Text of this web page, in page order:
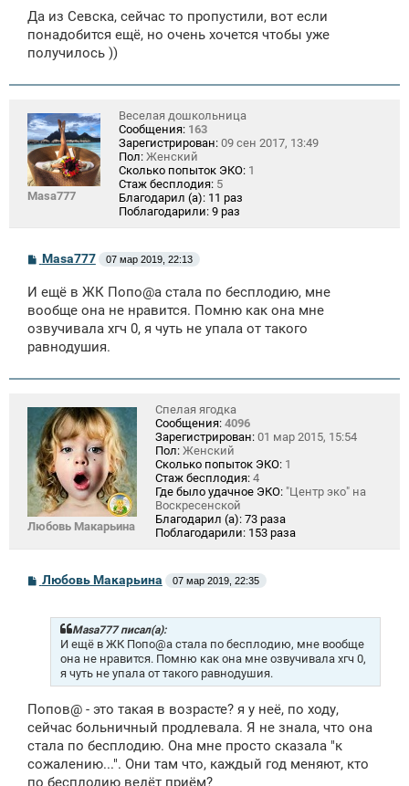
Да из Севска, сейчас то пропустили, вот если
понадобится ещё, но очень хочется чтобы уже
получилось ))
Masa777
Веселая дошкольница
Сообщения: 163
Зарегистрирован: 09 сен 2017, 13:49
Пол: Женский
Сколько попыток ЭКО: 1
Стаж бесплодия: 5
Благодарил (а): 11 раз
Поблагодарили: 9 раз
С
о
б
щ
н
и
Masa777 07 мар 2019, 22:13
И ещё в ЖК Попо@а стала по бесплодию, мне
вообще она не нравится. Помню как она мне
озвучивала хгч 0, я чуть не упала от такого
равнодушия.
Любовь Макарьина
Спелая ягодка
Сообщения: 4096
Зарегистрирован: 01 мар 2015, 15:54
Пол: Женский
Сколько попыток ЭКО: 1
Стаж бесплодия: 4
Где было удачное ЭКО: "Центр эко" на
Воскресенской
Благодарил (а): 73 раза
Поблагодарили: 153 раза
С
о
Любовь Макарьина 07 мар 2019, 22:35
Masa777 писал(а):
И ещё в ЖК Попо@а стала по бесплодию, мне вообще
она не нравится. Помню как она мне озвучивала хгч 0,
я чуть не упала от такого равнодушия.
Попов@ - это такая в возрасте? я у неё, по ходу,
сейчас больничный продлевала. Я не знала, что она
стала по бесплодию. Она мне просто сказала "к
сожалению...". Они там что, каждый год меняют, кто
по бесплодию ведёт приём?